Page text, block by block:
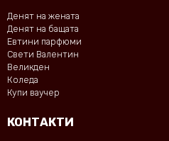
Денят на жената
Денят на бащата
Евтини парфюми
Свети Валентин
Великден
Коледа
Купи ваучер
КОНТАКТИ